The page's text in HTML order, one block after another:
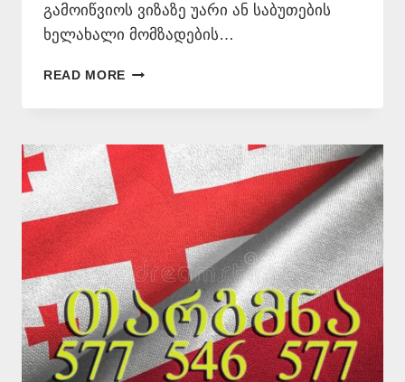
გამოიწვიოს ვიზაზე უარი ან საბუთების
ხელახალი მომზადების…
READ MORE ᲞᲝᲚᲝᲜᲣᲠᲘ
ᲜᲝᲢᲐᲠᲘᲣᲚᲘ
–
577546577